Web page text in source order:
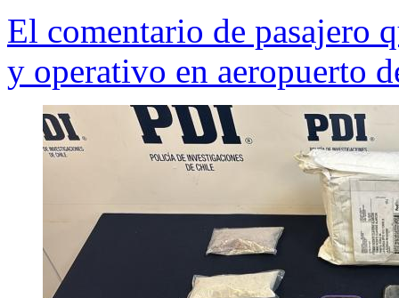
El comentario de pasajero
y operativo en aeropuerto